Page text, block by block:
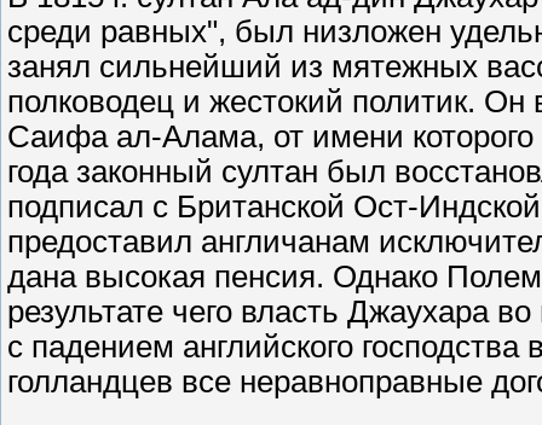
среди равных", был низложен
занял сильнейший из мятежных
полководец и жестокий политик.
Саифа ал-Алама, от имени
года законный султан был
подписал с Британской Ост-
предоставил англичанам
дана высокая пенсия. Однако
результате чего власть Джаухара
с падением английского
голландцев все неравноправные